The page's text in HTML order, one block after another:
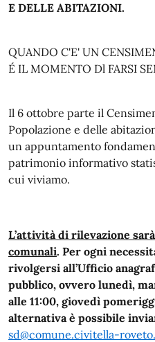
E DELLE ABITAZIONI.
QUANDO C'E' UN
É IL MOMENTO Dl FARSI
Il 6 ottobre parte il
Popolazione e delle
un appuntamento
patrimonio informativo
cui viviamo.
L’attività di rilevazione
comunali. Per ogni
rivolgersi all’Ufficio
pubblico, ovvero lunedì,
alle 11:00, giovedì
alternativa è possibile
sd@comune.civitella-